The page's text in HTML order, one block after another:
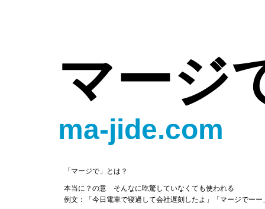
マージ
ma-jide.com
「マージで」とは？
本当に？の意 そんなに吃驚していなくても使われる
例文：「今日電車で寝過して会社遅刻したよ」「マージでーー